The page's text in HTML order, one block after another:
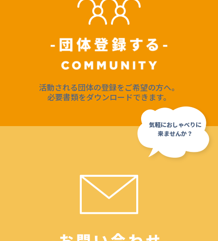
活動される団体の登録をご希望の方へ。
必要書類をダウンロードできます。